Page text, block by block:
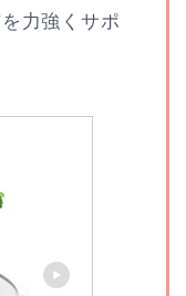
力強くサポ